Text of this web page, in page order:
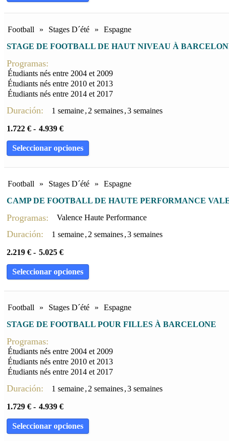
Football » Stages D´été »
Espagne
STAGE DE FOOTBALL DE HAUT NIVEAU À
Programas:
Étudiants nés entre 2004 et 2009
Étudiants nés entre 2010 et 2013
Étudiants nés entre 2014 et 2017
Duración: 1 semaine ,2 semaines ,3 semaines
1.722 € - 4.939 €
Seleccionar opciones
Football » Stages D´été »
Espagne
CAMP DE FOOTBALL DE HAUTE PERFORMANCE
Programas: Valence Haute Performance
Duración: 1 semaine ,2 semaines ,3 semaines
2.219 € - 5.025 €
Seleccionar opciones
Football » Stages D´été »
Espagne
STAGE DE FOOTBALL POUR FILLES À BARCELONE
Programas:
Étudiants nés entre 2004 et 2009
Étudiants nés entre 2010 et 2013
Étudiants nés entre 2014 et 2017
Duración: 1 semaine ,2 semaines ,3 semaines
1.729 € - 4.939 €
Seleccionar opciones